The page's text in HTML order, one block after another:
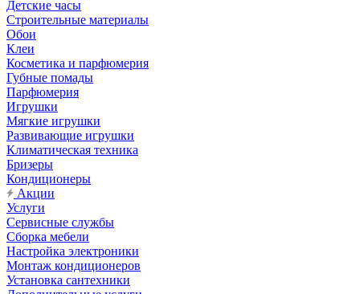
Детские часы
Строительные материалы
Обои
Клеи
Косметика и парфюмерия
Губные помады
Парфюмерия
Игрушки
Мягкие игрушки
Развивающие игрушки
Климатическая техника
Бризеры
Кондиционеры
Акции
Услуги
Сервисные службы
Сборка мебели
Настройка электроники
Монтаж кондиционеров
Установка сантехники